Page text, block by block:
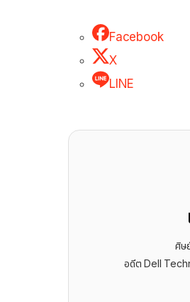
Facebook
X
LINE
ศิษ
อดีต Dell